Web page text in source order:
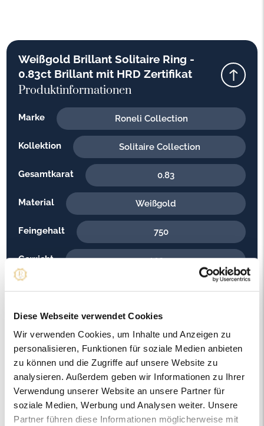
Diese Webseite verwendet Cookies
Wir verwenden Cookies, um Inhalte und Anzeigen zu
personalisieren, Funktionen für soziale Medien anbieten
zu können und die Zugriffe auf unsere Website zu
analysieren. Außerdem geben wir Informationen zu Ihrer
Verwendung unserer Website an unsere Partner für
soziale Medien, Werbung und Analysen weiter. Unsere
Partner führen diese Informationen möglicherweise mit
Weißgold Brillant Solitaire Ring -
0.83ct Brillant mit HRD Zertifikat
Produktinformationen
Marke Roneli Collection
Kollektion Solitaire Collection
Gesamtkarat 0.83
Material Weißgold
Feingehalt 750
Gewicht 4.10
G - Feines Weiss
Steinqualität VS1
Edelsteinfarbe Diamant
Ringweite in mm 53
Artikelnummer 56896